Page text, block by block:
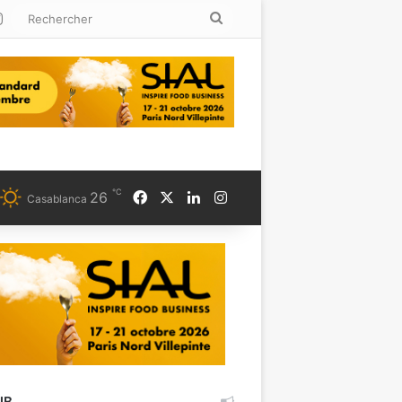
Instagram
Casablanca 26 ℃ FacebookLinkedinInstagram